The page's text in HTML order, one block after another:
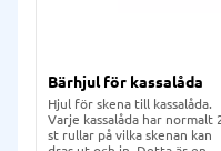
Bärhjul för kassalåda
Hjul för skena till kassalåda.
Varje kassalåda har normalt
st rullar på vilka skenan kan